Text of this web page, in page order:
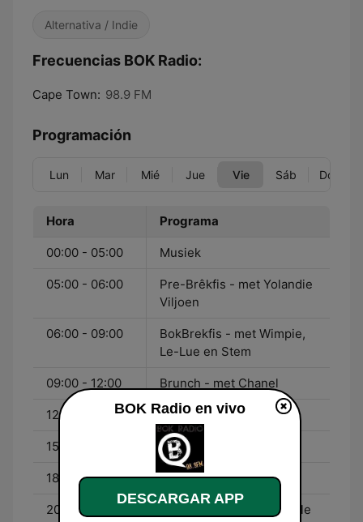
Alternativa / Indie
Frecuencias BOK Radio:
Cape Town: 98.9 FM
Programación
Lun Mar Mié Jue Vie Sáb Dom
Hora Programa
00:00 - 05:00 Musiek
05:00 - 06:00
Pre-Brêkfis - met Yolandie
Viljoen
06:00 - 09:00
BokBrekfis - met Wimpie,
Le-Lue en Stem
09:00 - 12:00 Brunch - met Chanel
12:00 - 15:00 Heinrich HHH du Plooy
15:00 - 18:00 Martin & Success
18:00 - 20:00 Albertus Kotze
20:00 - 22:00
Afm Rock Show - met Kyle
BOK Radio en vivo
DESCARGAR APP